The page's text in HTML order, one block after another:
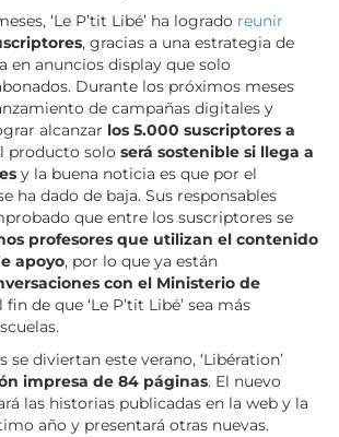
‘Le P’tit Libé’ ha logrado reunir
, gracias a una estrategia de
en anuncios display que solo
Durante los próximos meses
de campañas digitales y
alcanzar los 5.000 suscriptores a
producto solo será sostenible si llega a
y la buena noticia es que por el
ha dado de baja. Sus responsables
que entre los suscriptores se
profesores que utilizan el contenido
apoyo, por lo que ya están
con el Ministerio de
fin de que ‘Le P’tit Libé’ sea más
se diviertan este verano, ‘Libération’
impresa de 84 páginas. El nuevo
las historias publicadas en la web y la
año y presentará otras nuevas.